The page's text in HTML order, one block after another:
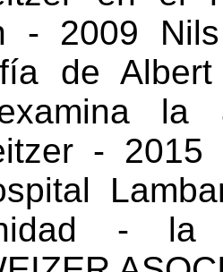
- 2009
de
la
- 2015
- la